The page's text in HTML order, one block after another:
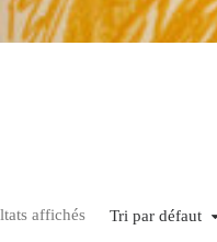
Tri par défaut
affichés